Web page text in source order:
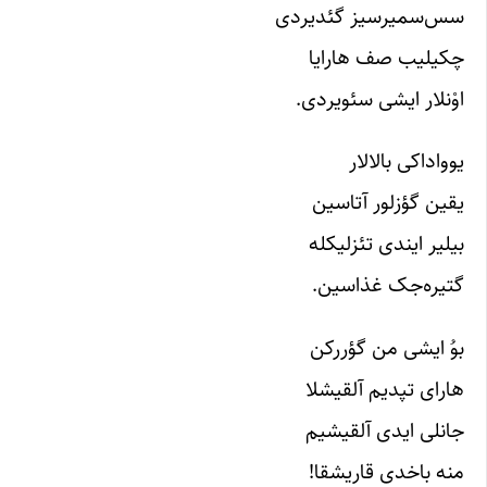
سس‌سمیرسیز گئدیردی
چکیلیب صف هارایا
اوْنلار ایشی سئویردی.
یوواداکی بالالار
یقین گؤزلور آتاسین
بیلیر ایندی تئزلیکله
گتیره‌جک غذاسین.
بوُ ایشی من گؤررکن
هارای تپدیم آلقیشلا
جانلی ایدی آلقیشیم
منه باخدی قاریشقا!